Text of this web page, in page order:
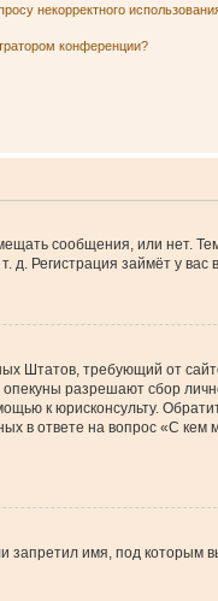
некорректного
конференции?
сообщения, или нет.
Регистрация займёт у вас
Штатов, требующий от
опекуны разрешают сбор
к юрисконсульту.
в ответе на вопрос «С кем
имя, под которым